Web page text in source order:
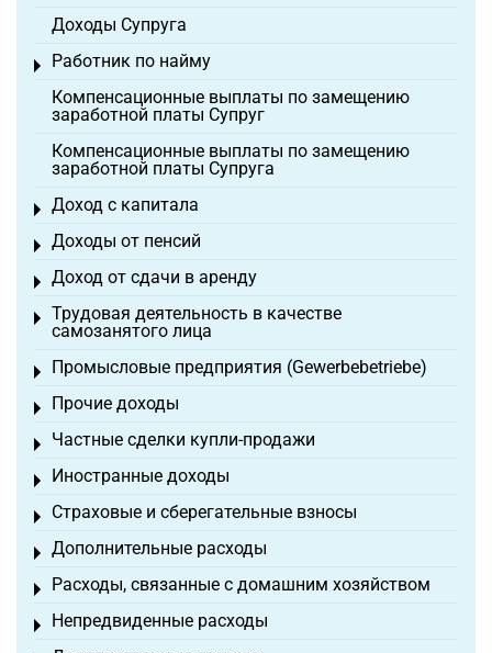
Доходы Супруга
Работник по найму
Toggle menu
Компенсационные выплаты по замещению
заработной платы Супруг
Компенсационные выплаты по замещению
заработной платы Супруга
Доход с капитала
Toggle menu
Доходы от пенсий
Toggle menu
Доход от сдачи в аренду
Toggle menu
Трудовая деятельность в качестве
самозанятого лица
Toggle menu
Промысловые предприятия (Gewerbebetriebe)
Toggle menu
Прочие доходы
Toggle menu
Частные сделки купли-продажи
Toggle menu
Иностранные доходы
Toggle menu
Страховые и сберегательные взносы
Toggle menu
Дополнительные расходы
Toggle menu
Расходы, связанные с домашним хозяйством
Toggle menu
Непредвиденные расходы
Toggle menu